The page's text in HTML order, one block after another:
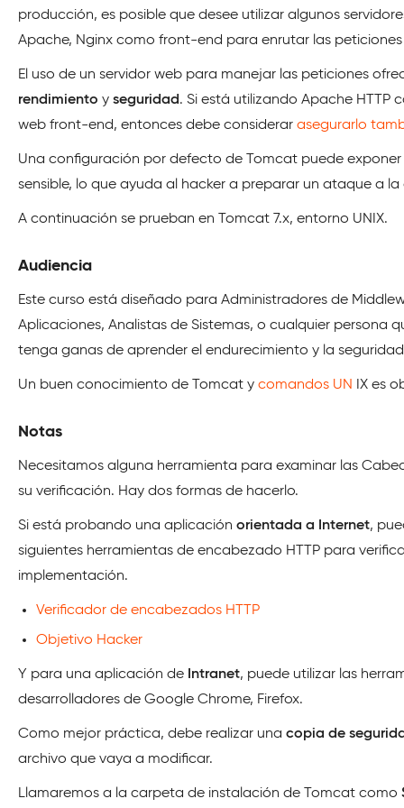
producción, es posible que desee utilizar algunos
Apache, Nginx como front-end para enrutar las
El uso de un servidor web para manejar las peticiones
rendimiento y seguridad. Si está utilizando Apache HTTP
web front-end, entonces debe considerar asegurarlo
Una configuración por defecto de Tomcat puede
sensible, lo que ayuda al hacker a preparar un ataque a
A continuación se prueban en Tomcat 7.x, entorno UNIX.
Audiencia
Este curso está diseñado para Administradores de
Aplicaciones, Analistas de Sistemas, o cualquier persona
tenga ganas de aprender el endurecimiento y la
Un buen conocimiento de Tomcat y comandos UN IX es
Notas
Necesitamos alguna herramienta para examinar las
su verificación. Hay dos formas de hacerlo.
Si está probando una aplicación orientada a Internet,
siguientes herramientas de encabezado HTTP para
implementación.
Verificador de encabezados HTTP
Objetivo Hacker
Y para una aplicación de Intranet, puede utilizar las
desarrolladores de Google Chrome, Firefox.
Como mejor práctica, debe realizar una copia de
archivo que vaya a modificar.
Llamaremos a la carpeta de instalación de Tomcat como